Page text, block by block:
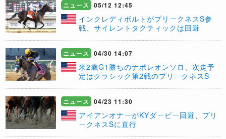
ニュース 05/12 12:45
​インクレディボルトがプリークネスS参
戦、サイレントタクティックは回避
ニュース 04/30 14:07
米2歳G1勝ちのナポレオンソロ、次走予
定はクラシック第2戦のプリークネスS
ニュース 04/23 11:30
アイアンオナーがKYダービー回避、プリ
ークネスSに直行